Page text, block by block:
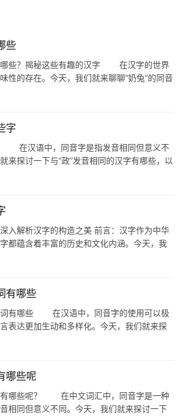
些
些？揭秘这些有趣的汉字 在汉字的世界
性的存在。今天，我们就来聊聊“奶兔”的同音
字
在汉语中，同音字是指发音相同但意义不
来探讨一下与“政”发音相同的汉字有哪些，以
入解析汉字的构造之美 前言：汉字作为中华
都蕴含着丰富的历史和文化内涵。今天，我
有哪些
有哪些 在汉语中，同音字的使用可以极
表达更加生动和多样化。今天，我们就来探
哪些呢
哪些呢？ 在中文词汇中，同音字是一种
相同但意义不同。今天，我们就来探讨一下